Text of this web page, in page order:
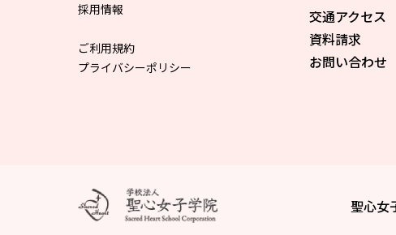
採用情報
ご利用規約
プライバシーポリシー
交通アクセス
資料請求
お問い合わせ
聖心女